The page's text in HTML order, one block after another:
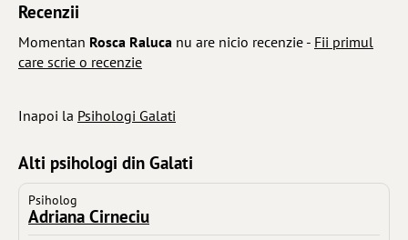
Recenzii
Momentan Rosca Raluca nu are nicio recenzie - Fii primul
care scrie o recenzie
Inapoi la Psihologi Galati
Alti psihologi din Galati
Psiholog
Adriana Cirneciu